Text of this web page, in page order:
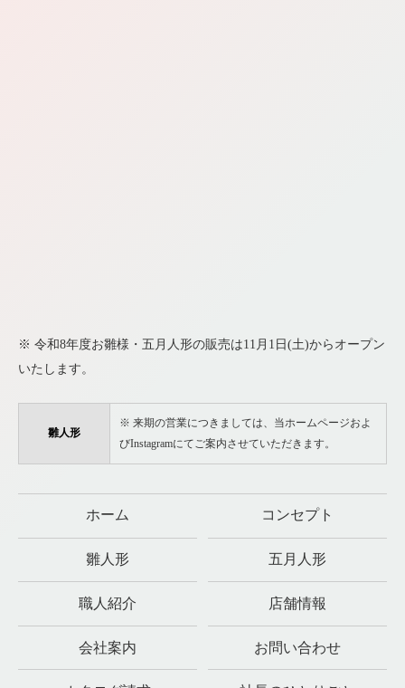
※ 令和8年度お雛様・五月人形の販売は11月1日(土)からオープン
いたします。
雛人形
※ 来期の営業につきましては、当ホームページおよ
びInstagramにてご案内させていただきます。
ホーム コンセプト
雛人形 五月人形
職人紹介 店舗情報
会社案内 お問い合わせ